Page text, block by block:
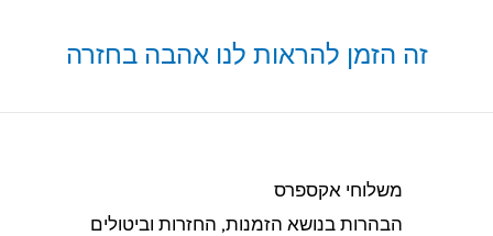
זה הזמן להראות לנו אהבה בחזרה
משלוחי אקספרס
הבהרות בנושא הזמנות, החזרות וביטולים​